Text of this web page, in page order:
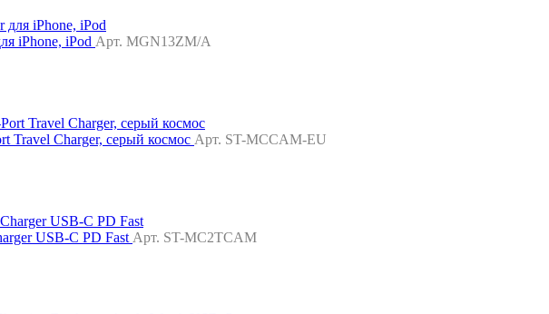
iPhone, iPod Арт. MGN13ZM/A
Travel Charger, серый космос Арт. ST-MCCAM-EU
USB-C PD FastАрт. ST-MC2TCAM